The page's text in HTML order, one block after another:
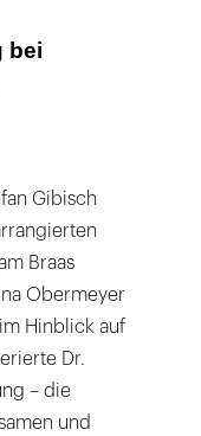
bei
Gibisch
Braas
Obermeyer
Hinblick auf
Dr.
– die
und